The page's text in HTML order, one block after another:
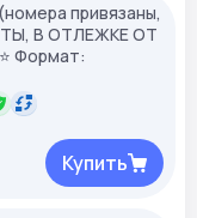
привязаны,
В ОТЛЕЖКЕ ОТ
Формат:
Купить